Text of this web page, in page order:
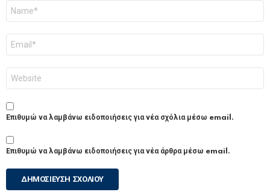
Επιθυμώ να λαμβάνω ειδοποιήσεις για νέα σχόλια μέσω email.
Επιθυμώ να λαμβάνω ειδοποιήσεις για νέα άρθρα μέσω email.